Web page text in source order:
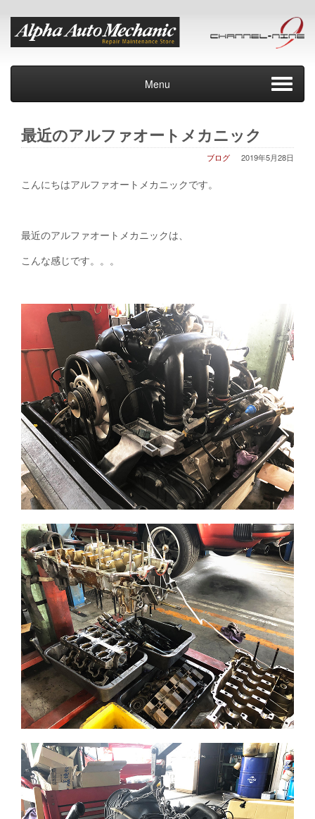
Menu
最近のアルファオートメカニック
2019年5月28日
ブログ
こんにちはアルファオートメカニックです。
最近のアルファオートメカニックは、
こんな感じです。。。